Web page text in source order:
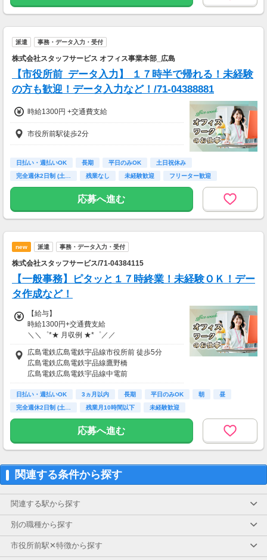
派遣 事務・データ入力・受付
株式会社スタッフサービス オフィス事業本部_広島
【市役所前_データ入力】 １７時半で帰れる！未経験
の方も歓迎！データ入力など！/71-04388881
時給1300円 +交通費支給
市役所前駅徒歩2分
日払い・週払いOK 長期 平日のみOK
土日祝休み
完全週休2日制 (土…
残業なし 未経験歓迎
フリーター歓迎
高校卒業以上
応募へ進む
new 派遣 事務・データ入力・受付
株式会社スタッフサービス/71-04384115
【一般事務】ピタッと１７時終業！未経験ＯＫ！デー
タ作成など！
【給与】
時給1300円+交通費支給
＼＼゜*★ 月収例 ★*゜／／
週5日(月22日勤務)×1日7時間×時給1300円=月
収20万200円
【給与支払】
月払い給与の前払いが可能な福利厚生サービス
として、
速払いサービス(日払いサービス)も導入してい
18時までの申請で...
＼ 申請当日に給与振り込み！ ／
（18時以降の申請は翌9時までに振込となりま
す）
※承認済の勤怠実績に応じて申請が可能です。
※その他規定あり（詳細は登録後にマイページ
よりご確認ください）
【交通費】
広島電鉄広島電鉄宇品線市役所前 徒歩5分
広島電鉄広島電鉄宇品線鷹野橋
広島電鉄広島電鉄宇品線中電前
広島電鉄広島電鉄宇品線日赤病院前
広島電鉄広島電鉄宇品線袋町
日払い・週払いOK 3ヵ月以内 長期 平日のみOK 朝
昼
完全週休2日制 (土…
残業月10時間以下 未経験歓迎
応募へ進む
関連する条件から探す
関連する駅から探す
別の職種から探す
市役所前駅✕特徴から探す